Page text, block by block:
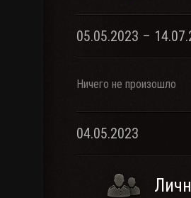
05.05.2023 –
Ничего не произошло
04.05.2023